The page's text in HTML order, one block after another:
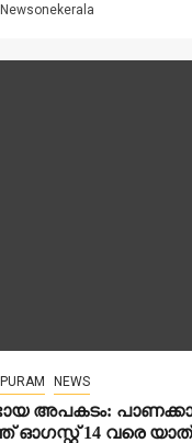
Newsonekerala
NEWS
അപകടം:
ഓഗസ്റ്റ് 14 വരെ